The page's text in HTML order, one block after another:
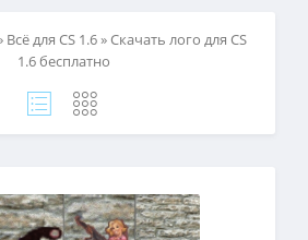
Всё для CS 1.6» Скачать лого для CS
1.6 бесплатно